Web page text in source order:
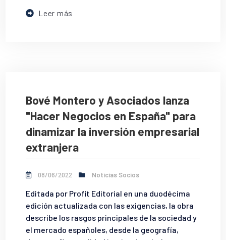
Leer más
Bové Montero y Asociados lanza
"Hacer Negocios en España" para
dinamizar la inversión empresarial
extranjera
08/06/2022 Noticias Socios
Editada por Profit Editorial en una duodécima
edición actualizada con las exigencias, la obra
describe los rasgos principales de la sociedad y
el mercado españoles, desde la geografía,